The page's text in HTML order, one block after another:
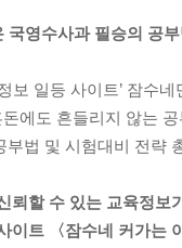
기초공사나 마찬가지
해야 풀 수 있는 문제
력을 발휘합니다. 인
중요해지고 있습니다
표현하는 것이 중요해
국영수사과 필승의 공
보 일등 사이트’ 잠수
에도 흔들리지 않는
부법 및 시험대비 전략
뢰할 수 있는 교육정보
이트 〈잠수네 커가는